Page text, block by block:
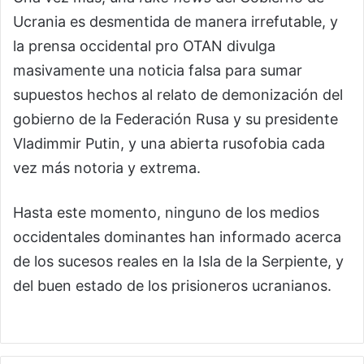
Ucrania es desmentida de manera irrefutable, y
la prensa occidental pro OTAN divulga
masivamente una noticia falsa para sumar
supuestos hechos al relato de demonización del
gobierno de la Federación Rusa y su presidente
Vladimmir Putin, y una abierta rusofobia cada
vez más notoria y extrema.
Hasta este momento, ninguno de los medios
occidentales dominantes han informado acerca
de los sucesos reales en la Isla de la Serpiente, y
del buen estado de los prisioneros ucranianos.